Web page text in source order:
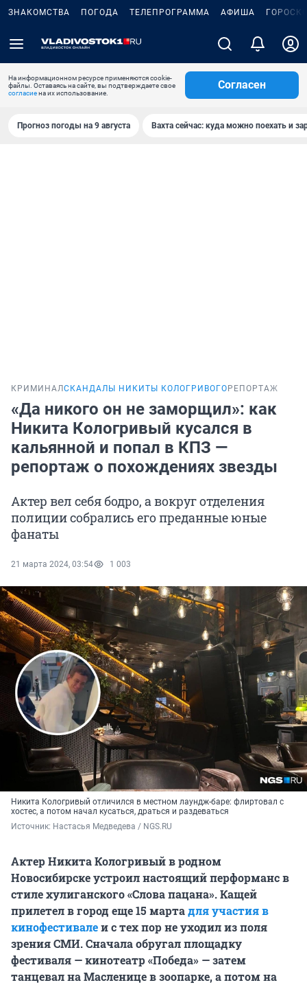
ЗНАКОМСТВА ПОГОДА ТЕЛЕПРОГРАММА АФИША
На информационном ресурсе применяются cookie-
файлы. Оставаясь на сайте, вы подтверждаете свое
согласиена их использование.
Согласен
Прогноз погоды на 9 августа Вахта сейчас: куда можно поехать и
КРИМИНАЛСКАНДАЛЫ НИКИТЫ КОЛОГРИВОГО РЕПОРТАЖ
«Да никого он не заморщил»: как
Никита Кологривый кусался в
кальянной и попал в КПЗ —
репортаж о похождениях звезды
Актер вел себя бодро, а вокруг отделения
полиции собрались его преданные юные
фанаты
21 марта 2024, 03:54 1 003
Никита Кологривый отличился в местном лаундж-баре: флиртовал с
хостес, а потом начал кусаться, драться и раздеваться
Источник: Настасья Медведева / NGS.RU
Актер Никита Кологривый в родном
Новосибирске устроил настоящий перформанс в
стиле хулиганского «Слова пацана». Кащей
прилетел в город еще 15 мартадля участия в
кинофестивалеи с тех пор не уходил из поля
зрения СМИ. Сначала обругал площадку
фестиваля — кинотеатр «Победа» — затем
танцевал на Масленице в зоопарке, а потом на